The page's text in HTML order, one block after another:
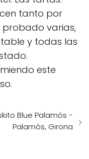
tanto por
probado varias,
y todas las
este
Blue Palamós -
Palamós, Girona